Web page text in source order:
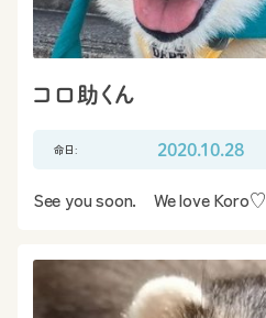
コロ助くん
命日: 2020.10.28
See you soon. We love Koro♡